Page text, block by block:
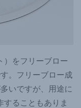
）をフリーブロー
。フリーブロー成
いですが、用途に
することもありま